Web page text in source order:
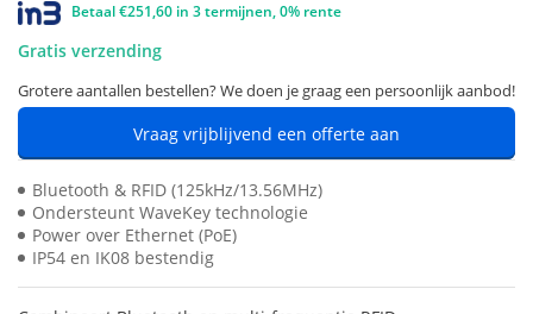
Betaal €251,60 in 3 termijnen, 0% rente
Gratis verzending
Grotere aantallen bestellen? We doen je graag een persoonlijk aanbod!
Vraag vrijblijvend een offerte aan
Bluetooth & RFID (125kHz/13.56MHz)
Ondersteunt WaveKey technologie
Power over Ethernet (PoE)
IP54 en IK08 bestendig